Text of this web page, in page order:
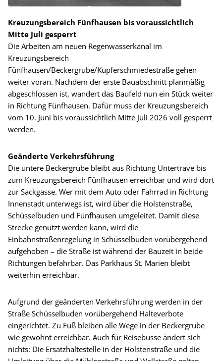
Kreuzungsbereich Fünfhausen bis voraussichtlich
Mitte Juli gesperrt
Die Arbeiten am neuen Regenwasserkanal im
Kreuzungsbereich
Fünfhausen/Beckergrube/Kupferschmiedestraße gehen
weiter voran. Nachdem der erste Bauabschnitt planmäßig
abgeschlossen ist, wandert das Baufeld nun ein Stück weiter
in Richtung Fünfhausen. Dafür muss der Kreuzungsbereich
vom 10. Juni bis voraussichtlich Mitte Juli 2026 voll gesperrt
werden.
Geänderte Verkehrsführung
Die untere Beckergrube bleibt aus Richtung Untertrave bis
zum Kreuzungsbereich Fünfhausen erreichbar und wird dort
zur Sackgasse. Wer mit dem Auto oder Fahrrad in Richtung
Innenstadt unterwegs ist, wird über die Holstenstraße,
Schüsselbuden und Fünfhausen umgeleitet. Damit diese
Strecke genutzt werden kann, wird die
Einbahnstraßenregelung in Schüsselbuden vorübergehend
aufgehoben – die Straße ist während der Bauzeit in beide
Richtungen befahrbar. Das Parkhaus St. Marien bleibt
weiterhin erreichbar.
Aufgrund der geänderten Verkehrsführung werden in der
Straße Schüsselbuden vorübergehend Halteverbote
eingerichtet. Zu Fuß bleiben alle Wege in der Beckergrube
wie gewohnt erreichbar. Auch für Reisebusse ändert sich
nichts: Die Ersatzhaltestelle in der Holstenstraße und die